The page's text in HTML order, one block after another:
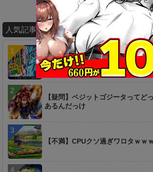
人気記事ランキング
【疑問】超時空ラッシュは一つ前
は無いのか…？
【疑問】ベジットゴジータってど
あるんだっけ
【不満】CPUクソ過ぎワロタｗｗ